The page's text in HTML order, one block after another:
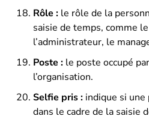
Rôle : le rôle de la
saisie de temps, comme
l’administrateur, le
Poste : le poste occupé
l’organisation.
Selfie pris : indique si
dans le cadre de la saisie